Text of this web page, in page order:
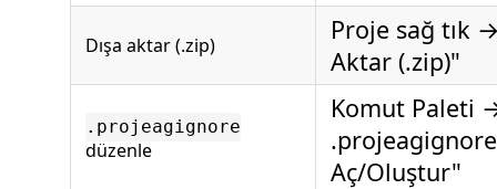
Dışa aktar (.zip)
Proje sağ tık
Aktar (.zip)"
.projeagignore
düzenle
Komut Paleti
.projeagignore
Aç/Oluştur"